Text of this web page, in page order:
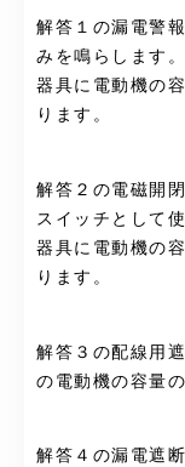
解答１の漏電警
みを鳴らします。
器具に電動機の
ります。
解答２の電磁開
スイッチとして
器具に電動機の
ります。
解答３の配線用
の電動機の容量
解答４の漏電遮